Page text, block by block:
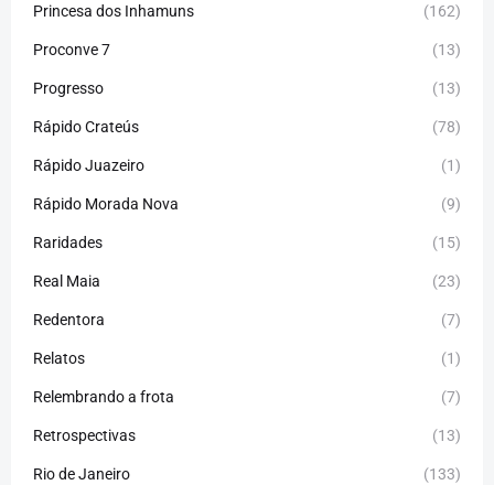
Princesa dos Inhamuns (162)
Proconve 7 (13)
Progresso (13)
Rápido Crateús (78)
Rápido Juazeiro (1)
Rápido Morada Nova (9)
Raridades (15)
Real Maia (23)
Redentora (7)
Relatos (1)
Relembrando a frota (7)
Retrospectivas (13)
Rio de Janeiro (133)